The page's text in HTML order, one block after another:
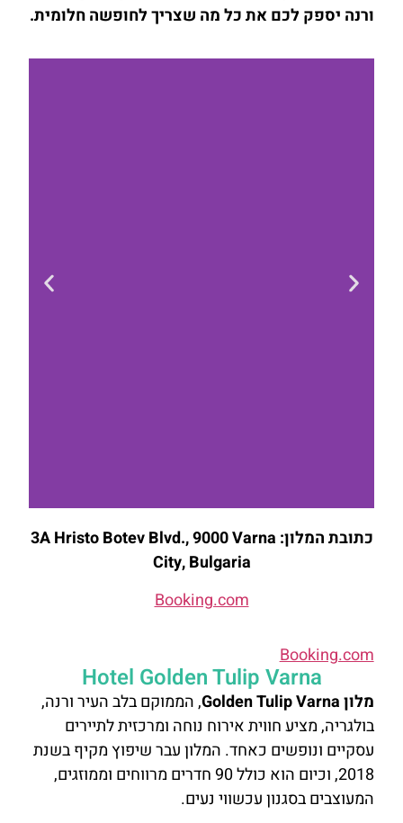
ורנה יספק לכם את כל מה שצריך לחופשה חלומית.
להזמנת
חדר לחצו
כתובת המלון: 3A Hristo Botev Blvd., 9000 Varna
City, Bulgaria
Booking.com
Booking.com
Hotel Golden Tulip Varna
מלון Golden Tulip Varna
, הממוקם בלב העיר ורנה,
בולגריה, מציע חווית אירוח נוחה ומרכזית לתיירים
עסקיים ונופשים כאחד. המלון עבר שיפוץ מקיף בשנת
2018, וכיום הוא כולל 90 חדרים מרווחים וממוזגים,
המעוצבים בסגנון עכשווי נעים.